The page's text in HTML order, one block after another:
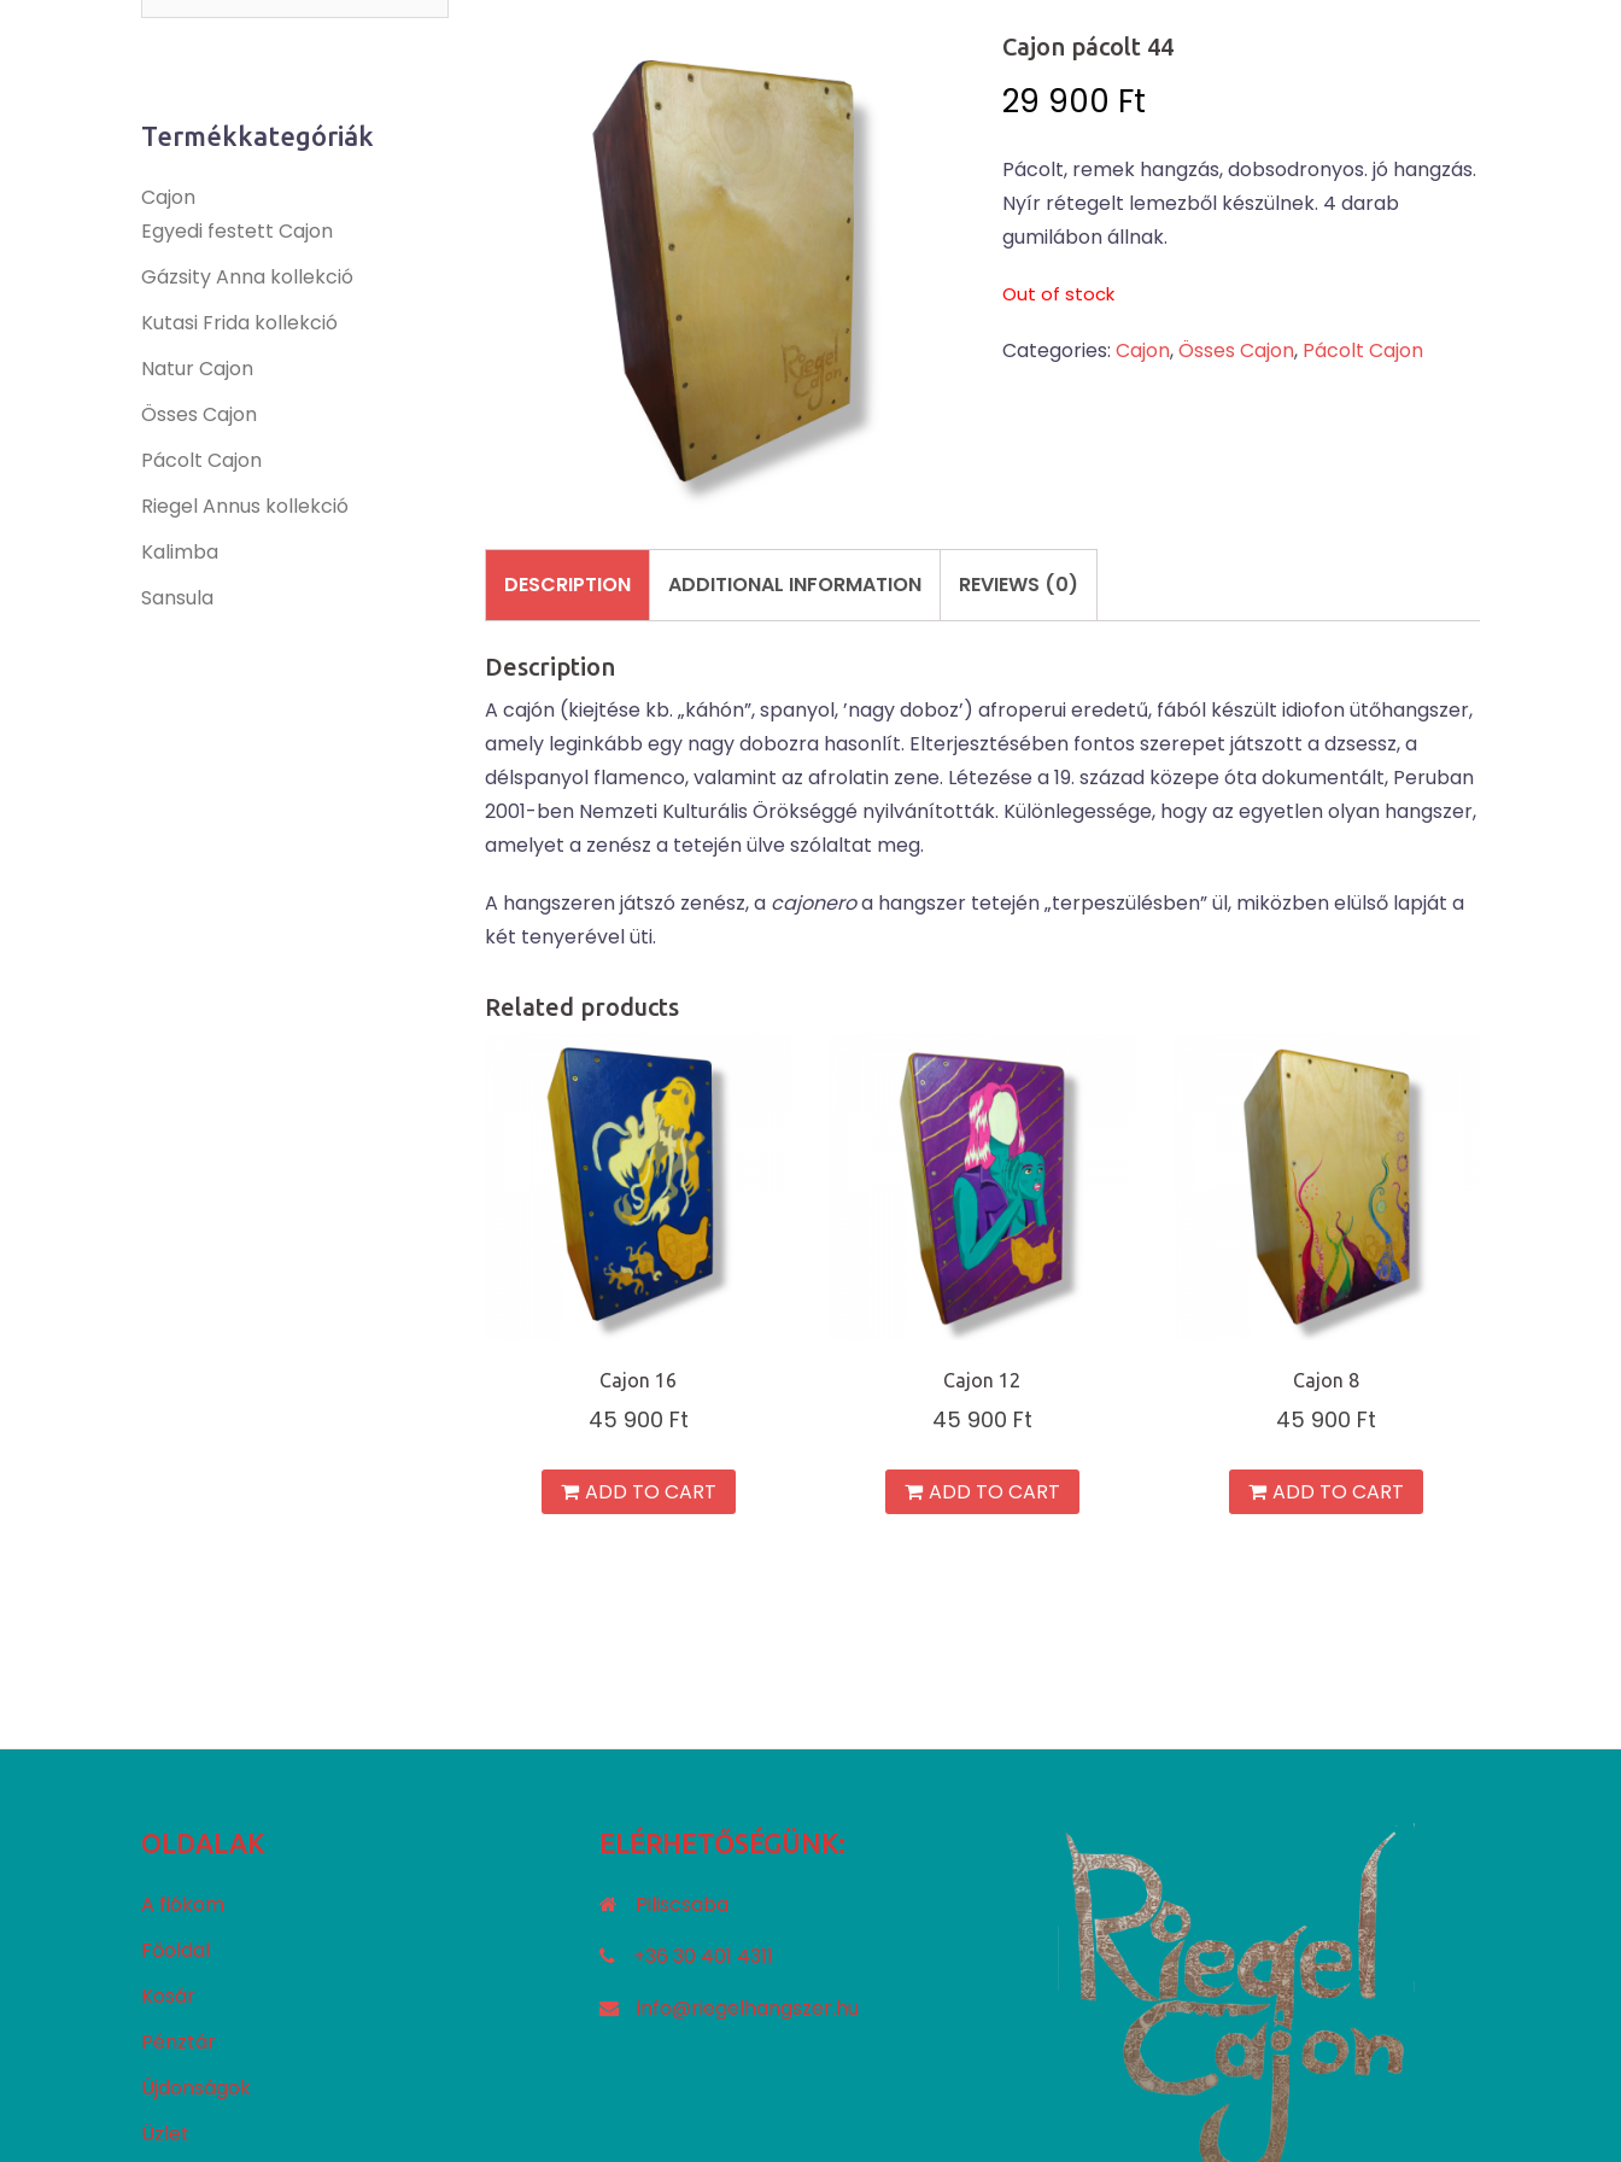
Cajon pácolt 44
29 900 Ft
Pácolt, remek hangzás, dobsodronyos. jó hangzás.
Nyír rétegelt lemezből készülnek. 4 darab
gumilábon állnak.
Out of stock
Categories: Cajon,Össes Cajon, Pácolt Cajon
DESCRIPTION ADDITIONAL INFORMATION REVIEWS (0)
Description
A cajón (kiejtése kb. „káhón”, spanyol, ’nagy doboz’) afroperui eredetű, fából készült idiofon ütőhangszer,
amely leginkább egy nagy dobozra hasonlít. Elterjesztésében fontos szerepet játszott a dzsessz, a
délspanyol flamenco, valamint az afrolatin zene. Létezése a 19. század közepe óta dokumentált, Peruban
2001-ben Nemzeti Kulturális Örökséggé nyilvánították. Különlegessége, hogy az egyetlen olyan hangszer,
amelyet a zenész a tetején ülve szólaltat meg.
A hangszeren játszó zenész, a cajoneroa hangszer tetején „terpeszülésben” ül, miközben elülső lapját a
két tenyerével üti.
Related products
Cajon 16
45 900 Ft
ADD TO CART
Cajon 12
45 900 Ft
ADD TO CART
Cajon 8
45 900 Ft
ADD TO CART
Termékkategóriák
Cajon
Egyedi festett Cajon
Gázsity Anna kollekció
Kutasi Frida kollekció
Natur Cajon
Össes Cajon
Pácolt Cajon
Riegel Annus kollekció
Kalimba
Sansula
OLDALAK
A fiókom
Főoldal
Kosár
Pénztár
Újdonságok
Üzlet
ELÉRHETŐSÉGÜNK:
Piliscsaba
+36 30 401 4311
info@riegelhangszer.hu